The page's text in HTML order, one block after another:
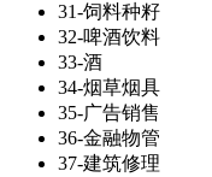
31-饲料种籽
32-啤酒饮料
33-酒
34-烟草烟具
35-广告销售
36-金融物管
37-建筑修理